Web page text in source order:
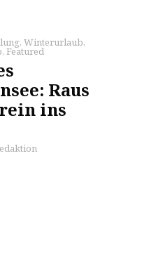
, Winterurlaub,
, Featured
Raus
ins